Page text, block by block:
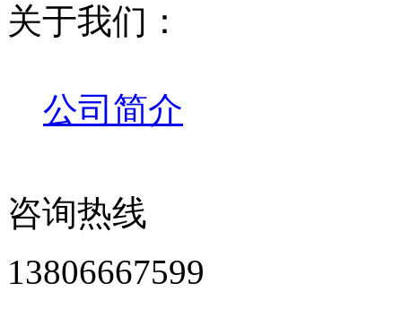
关于我们：
公司简介
咨询热线
13806667599